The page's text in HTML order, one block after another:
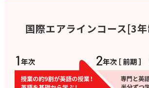
国際エアラインコース[3